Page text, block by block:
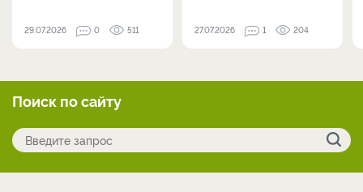
29.07.2026 0 511 27.07.2026 1 204
Поиск по сайту